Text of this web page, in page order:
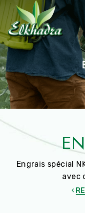
Aller
au
contenu
principal
Engrais spécial
avec